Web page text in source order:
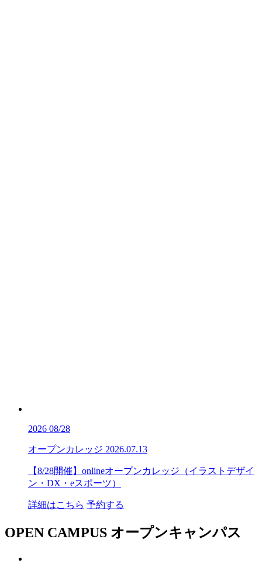
2026 08/28
オープンカレッジ 2026.07.13
【8/28開催】onlineオープンカレッジ（イラストデザイ
ン・DX・eスポーツ）
詳細はこちら 予約する
OPEN CAMPUS オープンキャンパス